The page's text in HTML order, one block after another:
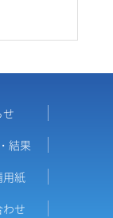
せ
結果
用紙
せ